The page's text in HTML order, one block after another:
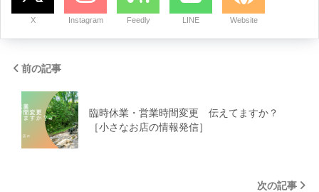
X Instagram Feedly LINE Website
前の記事
臨時休業・営業時間変更 伝えてますか？
［小さなお店の情報発信］
次の記事